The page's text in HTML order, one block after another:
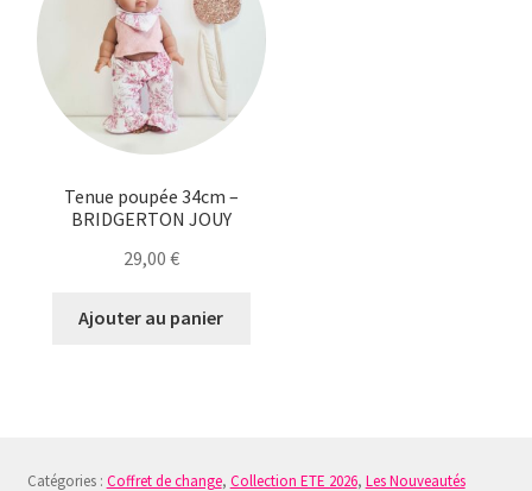
Tenue poupée 34cm –
BRIDGERTON JOUY
29,00 €
Ajouter au panier
Catégories : Coffret de change, Collection ETE 2026, Les Nouveautés